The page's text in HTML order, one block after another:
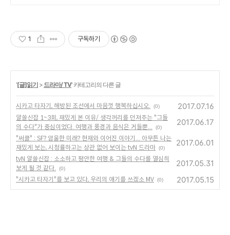
1 구독하기
'[글]읽기 > 드라마/ TV' 카테고리의 다른 글
시카고 타자기, 해방된 조선에서 마음껏 행복하십시오. (0) 2017.07.16
알쓸신잡 1~3회, 재밌게 본 이유/ 생각꺼리를 던져주는 "그들
의 수다"가 중심이었다. 여행과 풍경과 음식은 거들뿐...
(0)
2017.06.17
"써클" : SF? 암울한 미래? 현재와 이어진 이야기... 아무튼 나는
재밌게 보는, 시청률하고는 상관 없어 보이는 tvN 드라마 (0)
2017.06.01
tvN 알쓸신잡 : 소소하고 평안한 여행 & 그들의 수다를 열심히
보게 될 것 같다.
(0)
2017.05.31
"시카고 타자기"를 보고 있다, 우리의 얘기를 쓰겠소 MV (0) 2017.05.15